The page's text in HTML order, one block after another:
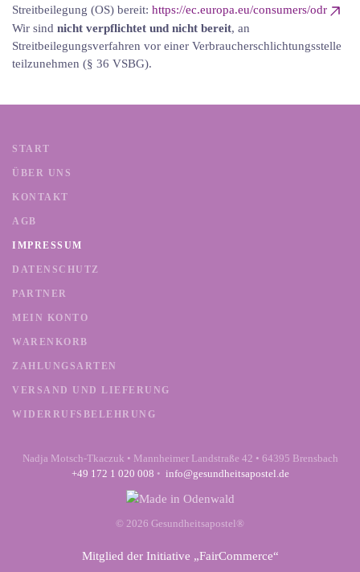
Streitbeilegung (OS) bereit: https://ec.europa.eu/consumers/odr
Wir sind nicht verpflichtet und nicht bereit, an
Streitbeilegungsverfahren vor einer Verbraucherschlichtungsstelle
teilzunehmen (§ 36 VSBG).
START
ÜBER UNS
KONTAKT
AGB
IMPRESSUM
DATENSCHUTZ
PARTNER
MEIN KONTO
WARENKORB
ZAHLUNGSARTEN
VERSAND UND LIEFERUNG
WIDERRUFSBELEHRUNG
Nadja Motsch-Tkaczuk • Mannheimer Landstraße 42 • 64395 Brensbach
+49 172 1 020 008 • info@gesundheitsapostel.de
© 2026 Gesundheitsapostel®
Mitglied der Initiative „FairCommerce“